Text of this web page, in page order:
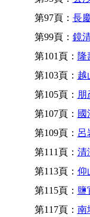
第97頁： 長
第99頁： 鏡
第101頁： 隆
第103頁： 越
第105頁： 朋
第107頁： 國
第109頁： 呂
第111頁： 清
第113頁： 仰
第115頁： 鹽
第117頁： 南